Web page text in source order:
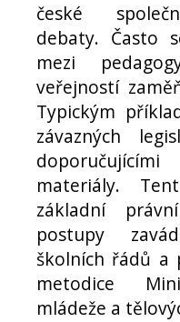
české
debaty. Často
mezi
veřejností
Typickým
závazných
materiály.
základní
postupy
školních řádů a
metodice
mládeže a